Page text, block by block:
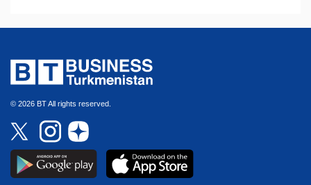
© 2026 BT All rights reserved.